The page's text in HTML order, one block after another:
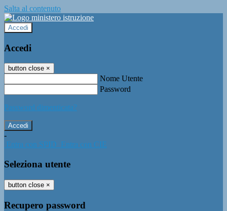
Salta al contenuto
Accedi
Accedi
button close ×
Nome Utente
Password
Password dimenticata?
-
Entra con SPID Entra con CIE
Seleziona utente
button close ×
Recupero password